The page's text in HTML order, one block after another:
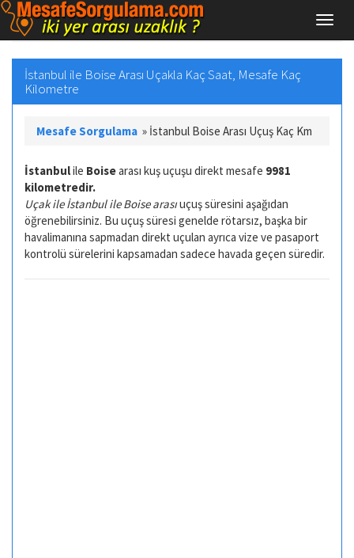
İstanbul ile Boise Arası Uçakla Kaç Saat, Mesafe Kaç
Kilometre
Mesafe Sorgulama » İstanbul Boise Arası Uçuş Kaç Km
İstanbulile Boisearası kuş uçuşu direkt mesafe 9981
kilometredir.
Uçak ile İstanbul ile Boise arasıuçuş süresini aşağıdan
öğrenebilirsiniz. Bu uçuş süresi genelde rötarsız, başka bir
havalimanına sapmadan direkt uçulan ayrıca vize ve pasaport
kontrolü sürelerini kapsamadan sadece havada geçen süredir.